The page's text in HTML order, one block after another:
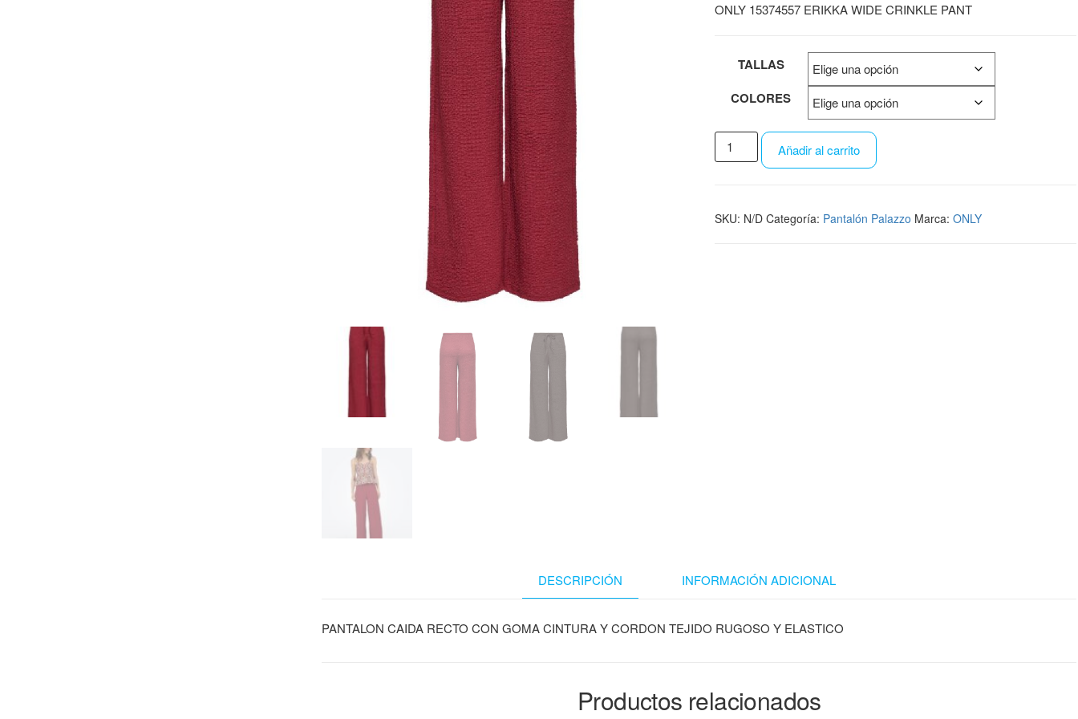
ONLY 15374557 ERIKKA WIDE CRINKLE PANT
TALLAS
COLORES
Añadir al carrito
SKU: N/D Categoría: Pantalón Palazzo Marca: ONLY
DESCRIPCIÓN INFORMACIÓN ADICIONAL
PANTALON CAIDA RECTO CON GOMA CINTURA Y CORDON TEJIDO RUGOSO Y ELASTICO
Productos relacionados